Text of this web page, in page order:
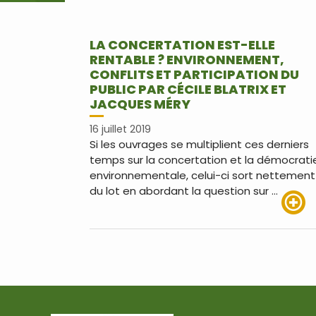
LA CONCERTATION EST-ELLE
RENTABLE ? ENVIRONNEMENT,
CONFLITS ET PARTICIPATION DU
PUBLIC PAR CÉCILE BLATRIX ET
JACQUES MÉRY
16 juillet 2019
Si les ouvrages se multiplient ces derniers
temps sur la concertation et la
environnementale, celui-ci sort nettement
du lot en abordant la question sur …